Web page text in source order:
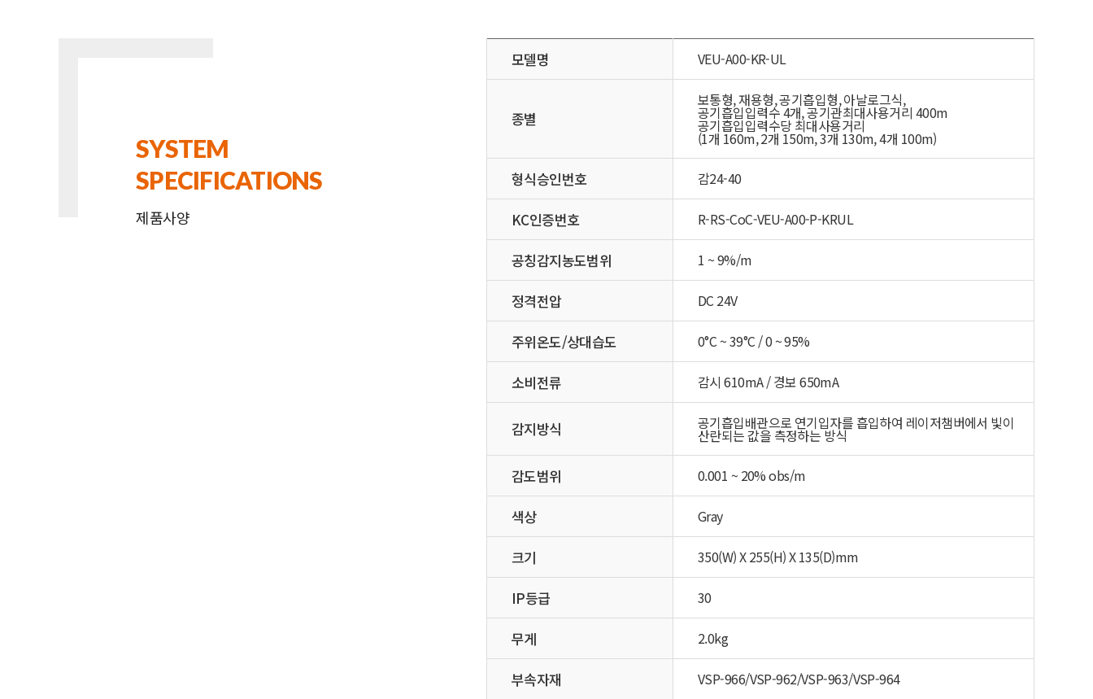
SYSTEM
SPECIFICATIONS
제품사양
모델명 VEU-A00-KR-UL
종별
보통형, 재용형, 공기흡입형, 아날로그식,
공기흡입입력수 4개, 공기관최대사용거리 400m
공기흡입입력수당 최대사용거리
(1개 160m, 2개 150m, 3개 130m, 4개 100m)
형식승인번호 감24-40
KC인증번호 R-RS-CoC-VEU-A00-P-KRUL
공칭감지농도범위 1 ~ 9%/m
정격전압 DC 24V
주위온도/상대습도 0°C ~ 39°C / 0 ~ 95%
소비전류 감시 610mA / 경보 650mA
감지방식 공기흡입배관으로 연기입자를 흡입하여 레이저챔버에서 빛이
산란되는 값을 측정하는 방식
감도범위 0.001 ~ 20% obs/m
색상 Gray
크기 350(W) X 255(H) X 135(D)mm
IP등급 30
무게 2.0kg
부속자재 VSP-966/VSP-962/VSP-963/VSP-964